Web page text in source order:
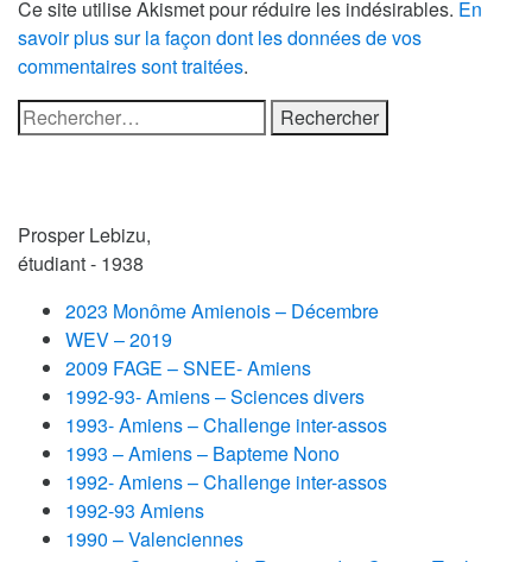
Ce site utilise Akismet pour réduire les indésirables. En
savoir plus sur la façon dont les données de vos
commentaires sont traitées.
Rechercher :
Prosper Lebizu,
étudiant - 1938
2023 Monôme Amienois – Décembre
WEV – 2019
2009 FAGE – SNEE- Amiens
1992-93- Amiens – Sciences divers
1993- Amiens – Challenge inter-assos
1993 – Amiens – Bapteme Nono
1992- Amiens – Challenge inter-assos
1992-93 Amiens
1990 – Valenciennes